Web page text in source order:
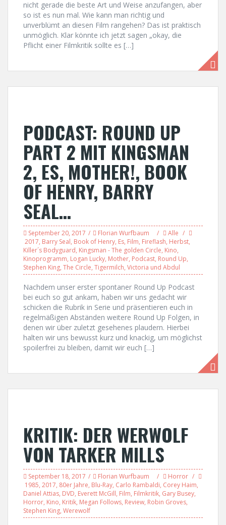
nicht gerade die beste Art und Weise anzufangen, aber
so ist es nun mal. Wie kann man richtig und
unverblümt an diesen Film rangehen? Das ist praktisch
unmöglich. Klar könnte ich jetzt sagen „okay, die
Pflicht einer Filmkritik sollte es […]
PODCAST: ROUND UP
PART 2 MIT KINGSMAN
2, ES, MOTHER!, BOOK
OF HENRY, BARRY
SEAL…
September 20, 2017 Florian Wurfbaum
Alle
2017, Barry Seal, Book of Henry, Es, Film, Fireflash, Herbst,
Killer´s Bodyguard, Kingsman - The golden Circle, Kino,
Kinoprogramm, Logan Lucky, Mother, Podcast, Round Up,
Stephen King, The Circle, Tigermilch, Victoria und Abdul
Nachdem unser erster spontaner Round Up Podcast
bei euch so gut ankam, haben wir uns gedacht wir
schicken die Rubrik in Serie und präsentieren euch in
regelmäßigen Abständen weitere Round Up Folgen, in
denen wir über zuletzt gesehenes plaudern. Hierbei
halten wir uns bewusst kurz und knackig, um möglichst
spoilerfrei zu bleiben, damit wir euch […]
KRITIK: DER WERWOLF
VON TARKER MILLS
September 18, 2017 Florian Wurfbaum
Horror
1985, 2017, 80er Jahre, Blu-Ray, Carlo Rambaldi, Corey Haim,
Daniel Attias, DVD, Everett McGill, Film, Filmkritik, Gary Busey,
Horror, Kino, Kritik, Megan Follows, Review, Robin Groves,
Stephen King, Werewolf